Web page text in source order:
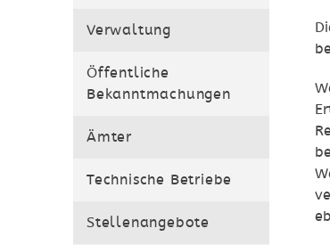
Verwaltung
Öffentliche
Bekanntmachungen
Ämter
Technische Betriebe
Stellenangebote